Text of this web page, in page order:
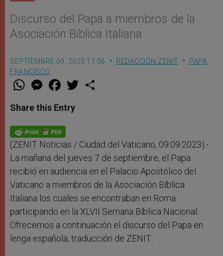
Discurso del Papa a miembros de la
Asociación Bíblica Italiana
SEPTIEMBRE 09, 2023 11:06 REDACCIÓN ZENIT
PAPA
FRANCISCO
W
t
s
p
p
M
e
s
e
g
e
r
F
a
e
b
o
k
w
Share this Entry
(ZENIT Noticias / Ciudad del Vaticano, 09.09.2023).-
La mañana del jueves 7 de septiembre, el Papa
recibió en audiencia en el Palacio Apostólico del
Vaticano a miembros de la Asociación Bíblica
Italiana los cuales se encontraban en Roma
participando en la XLVII Semana Bíblica Nacional.
Ofrecemos a continuación el discurso del Papa en
lenga española, traducción de ZENIT: